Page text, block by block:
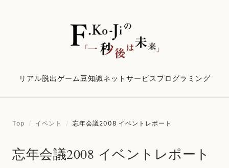
リアル脱出ゲーム豆知識ネットサービス プログラミング
Top / イベント / 忘年会議2008 イベントレポート
忘年会議2008 イベントレポート